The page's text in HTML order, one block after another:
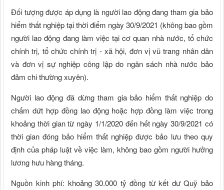
Đối tượng được áp dụng là người lao động đang tham gia bảo
hiểm thất nghiệp tại thời điểm ngày 30/9/2021 (không bao gồm
người lao động đang làm việc tại cơ quan nhà nước, tổ chức
chính trị, tổ chức chính trị - xã hội, đơn vị vũ trang nhân dân
và đơn vị sự nghiệp công lập do ngân sách nhà nước bảo
đảm chi thường xuyên).
Người lao động đã dừng tham gia bảo hiểm thất nghiệp do
chấm dứt hợp đồng lao động hoặc hợp đồng làm việc trong
khoảng thời gian từ ngày 1/1/2020 đến hết ngày 30/9/2021 có
thời gian đóng bảo hiểm thất nghiệp được bảo lưu theo quy
định của pháp luật về việc làm, không bao gồm người hưởng
lương hưu hàng tháng.
Nguồn kinh phí: khoảng 30.000 tỷ đồng từ kết dư Quỹ bảo